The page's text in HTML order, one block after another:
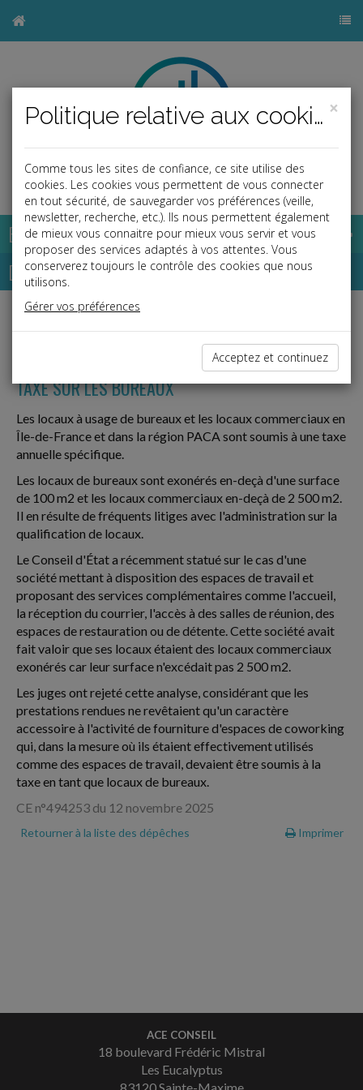
Base documentaire
Dépêches
TAXE SUR LES BUREAUX
Les locaux à usage de bureaux et les locaux commerciaux en
Île-de-France et dans la région PACA sont soumis à une taxe
annuelle spécifique.
Les locaux de bureaux sont exonérés en-deçà d'une surface
de 100 m2 et les locaux commerciaux en-deçà de 2 500 m2.
Il en résulte de fréquents litiges avec l'administration sur la
qualification de locaux.
Le Conseil d'État a récemment statué sur le cas d'une
société mettant à disposition des espaces de travail et
proposant des services complémentaires comme l'accueil,
la réception du courrier, l'accès à des salles de réunion, des
espaces de restauration ou de détente. Cette société avait
fait valoir que ses locaux étaient des locaux commerciaux
exonérés car leur surface n'excédait pas 2 500 m2.
Les juges ont rejeté cette analyse, considérant que les
prestations rendues ne revêtaient qu'un caractère
accessoire à l'activité de fourniture d'espaces de coworking
qui, dans la mesure où ils étaient effectivement utilisés
comme des espaces de travail, devaient être soumis à la
taxe en tant que locaux de bureaux.
CE n°494253 du 12 novembre 2025
Retourner à la liste des dépêches Imprimer
ACE CONSEIL
18 boulevard Frédéric Mistral
Les Eucalyptus
×
Politique relative aux cookies
Comme tous les sites de confiance, ce site utilise des
cookies. Les cookies vous permettent de vous connecter
en tout sécurité, de sauvegarder vos préférences (veille,
newsletter, recherche, etc.). Ils nous permettent également
de mieux vous connaitre pour mieux vous servir et vous
proposer des services adaptés à vos attentes. Vous
conserverez toujours le contrôle des cookies que nous
utilisons.
Gérer vos préférences
Acceptez et continuez